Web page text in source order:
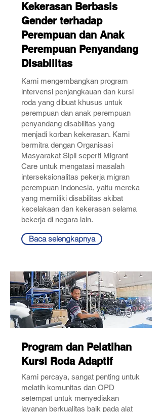
Kekerasan Berbasis
Gender terhadap
Perempuan dan Anak
Perempuan Penyandang
Disabilitas
Kami mengembangkan program
intervensi penjangkauan dan kursi
roda yang dibuat khusus untuk
perempuan dan anak perempuan
penyandang disabilitas yang
menjadi korban kekerasan. Kami
bermitra dengan Organisasi
Masyarakat Sipil seperti Migrant
Care untuk mengatasi masalah
interseksionalitas pekerja migran
perempuan Indonesia, yaitu mereka
yang memiliki disabilitas akibat
kecelakaan dan kekerasan selama
bekerja di negara lain.
Baca selengkapnya
Program dan Pelatihan
Kursi Roda Adaptif
Kami percaya, sangat penting untuk
melatih komunitas dan OPD
setempat untuk menyediakan
layanan berkualitas baik pada alat